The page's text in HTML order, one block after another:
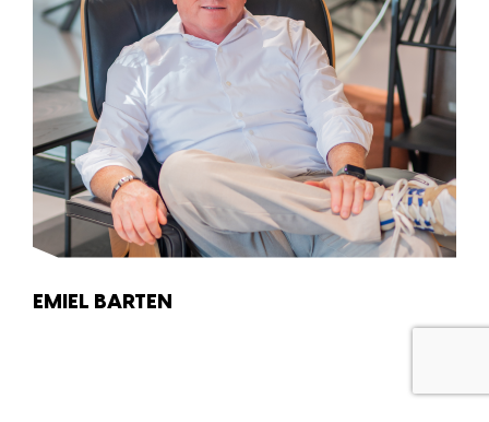
EMIEL BARTEN